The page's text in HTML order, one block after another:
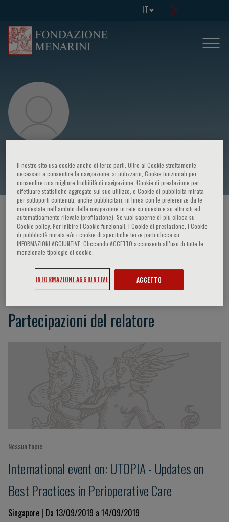
IT
Kwong Fah Koh
HOME PAGE / CORSI ED EVENTI / RELATORE
Kwong Fah Koh
Partecipazioni del relatore
Nessun topic
International event on: UTOPIA - Updates on
Best Practices in Perioperative Care
Singapore | Da 13/09/2019 a 14/09/2019
Il nostro sito usa cookie anche di terze parti. Oltre ai Cookie strettamente
necessari a consentire la navigazione, si utilizzano, Cookie funzionali per
consentire una migliore fruibilità di navigazione, Cookie di prestazione per
effettuare statistiche aggregate sul suo utilizzo, e Cookie di pubblicità mirata
per sottoporti contenuti, anche pubblicitari, in linea con le preferenze da te
manifestate nell‘ambito della navigazione in rete su questo e su altri siti ed
automaticamente rilevate (profilazione). Se vuoi saperne di più clicca su
Cookie policy. Per inibire i Cookie funzionali, i Cookie di prestazione, i Cookie
di pubblicità mirata e/o i cookie di specifiche terze parti clicca su
INFORMAZIONI AGGIUNTIVE. Cliccando ACCETTO acconsenti all’uso di tutte le
menzionate tipologie di cookie.
INFORMAZIONI AGGIUNTIVE ACCETTO